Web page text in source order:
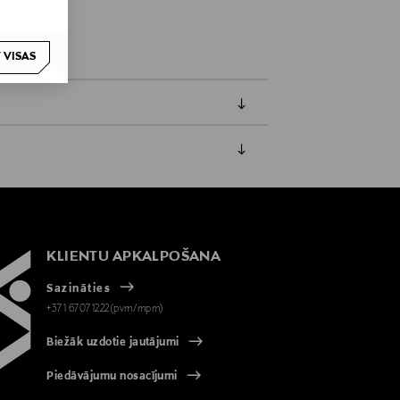
VISAS
KLIENTU APKALPOŠANA
Sazināties
+371 67071222(pvm/mpm)
Biežāk uzdotie jautājumi
Piedāvājumu nosacījumi